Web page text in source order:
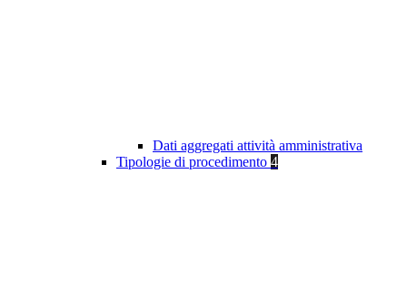
Dati aggregati attività amministrativa
Tipologie di procedimento 4